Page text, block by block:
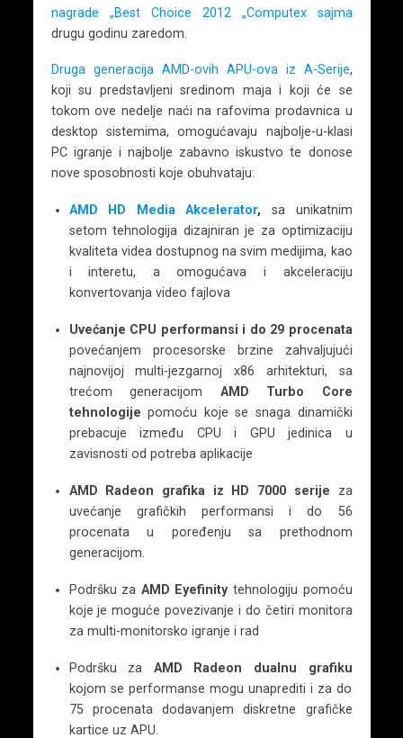
nagrade „Best Choice 2012 „Computex sajma
drugu godinu zaredom.
Druga generacija AMD-ovih APU-ova iz A-Serije,
koji su predstavljeni sredinom maja i koji će se
tokom ove nedelje naći na rafovima prodavnica u
desktop sistemima, omogućavaju najbolje-u-klasi
PC igranje i najbolje zabavno iskustvo te donose
nove sposobnosti koje obuhvataju:
AMD HD Media Akcelerator, sa unikatnim
setom tehnologija dizajniran je za optimizaciju
kvaliteta videa dostupnog na svim medijima, kao
i interetu, a omogućava i akceleraciju
konvertovanja video fajlova
Uvećanje CPU performansi i do 29 procenata
povećanjem procesorske brzine zahvaljujući
najnovijoj multi-jezgarnoj x86 arhitekturi, sa
trećom generacijom AMD Turbo Core
tehnologije pomoću koje se snaga dinamički
prebacuje između CPU i GPU jedinica u
zavisnosti od potreba aplikacije
AMD Radeon grafika iz HD 7000 serije za
uvećanje grafičkih performansi i do 56
procenata u poređenju sa prethodnom
generacijom.
Podršku za AMD Eyefinity tehnologiju pomoću
koje je moguće povezivanje i do četiri monitora
za multi-monitorsko igranje i rad
Podršku za AMD Radeon dualnu grafiku
kojom se performanse mogu unaprediti i za do
75 procenata dodavanjem diskretne grafičke
kartice uz APU.